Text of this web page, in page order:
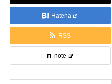
Hatena
RSS
note